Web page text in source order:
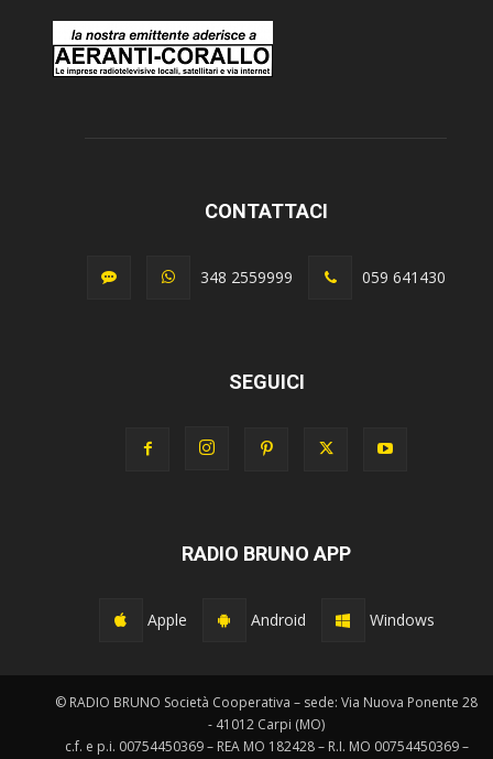
CONTATTACI
348 2559999 059 641430
SEGUICI
RADIO BRUNO APP
Apple Android Windows
© RADIO BRUNO Società Cooperativa – sede: Via Nuova Ponente 28
- 41012 Carpi (MO)
c.f. e p.i. 00754450369 – REA MO 182428 – R.I. MO 00754450369 –